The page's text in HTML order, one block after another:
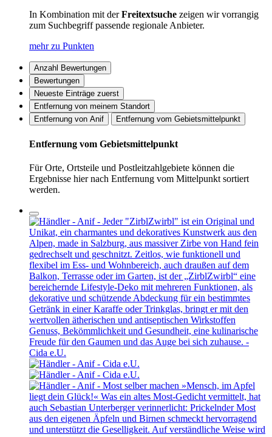
In Kombination mit derFreitextsuche zeigen wir vorrangig
zum Suchbegriff passende regionale Anbieter.
mehr zu Punkten
Anzahl Bewertungen
Bewertungen
Neueste Einträge zuerst
Entfernung von meinem Standort
Entfernung von Anif
Entfernung vom Gebietsmittelpunkt
Entfernung vom Gebietsmittelpunkt
Für Orte, Ortsteile und Postleitzahlgebiete können die
Ergebnisse hier nach Entfernung vom Mittelpunkt sortiert
werden.